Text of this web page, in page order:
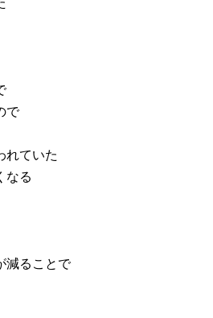
で
れていた
なる
減ることで